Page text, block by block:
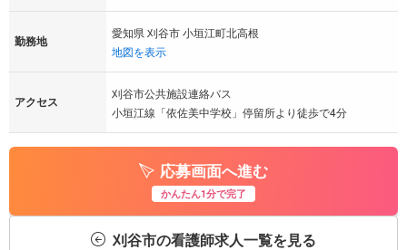
勤務地
愛知県 刈谷市 小垣江町北高根
地図を表示
アクセス
刈谷市公共施設連絡バス
小垣江線「依佐美中学校」停留所より徒歩で4分
応募画面へ進む
かんたん1分で完了
刈谷市の看護師求人一覧を見る